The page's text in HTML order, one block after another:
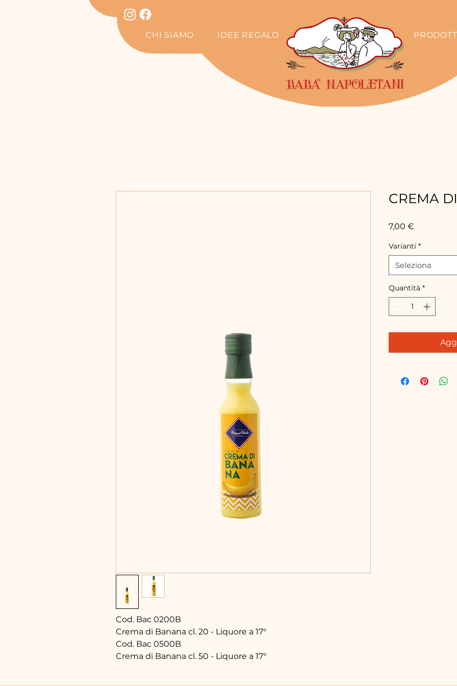
CHI SIAMO IDEE REGALO
Cod. Bac 0200B
Crema di Banana cl. 20 - Liquore a 17°
Cod. Bac 0500B
Crema di Banana cl. 50 - Liquore a 17°
CREMA
7,00 €
Varianti *
Seleziona
Quantità *